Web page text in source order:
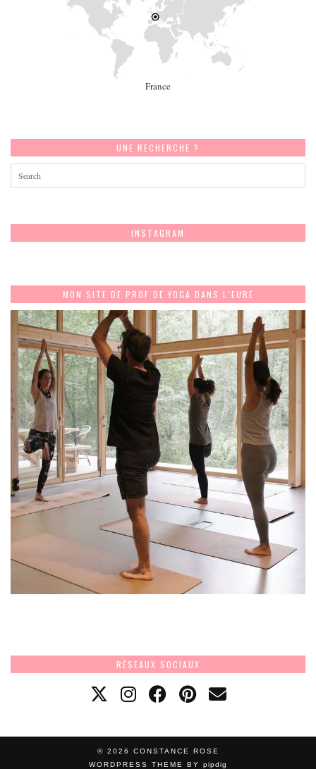
France
UNE RECHERCHE ?
INSTAGRAM
MON SITE DE PROF DE YOGA DANS L’EURE
RÉSEAUX SOCIAUX
© 2026 CONSTANCE ROSE
WORDPRESS THEME BY pipdig